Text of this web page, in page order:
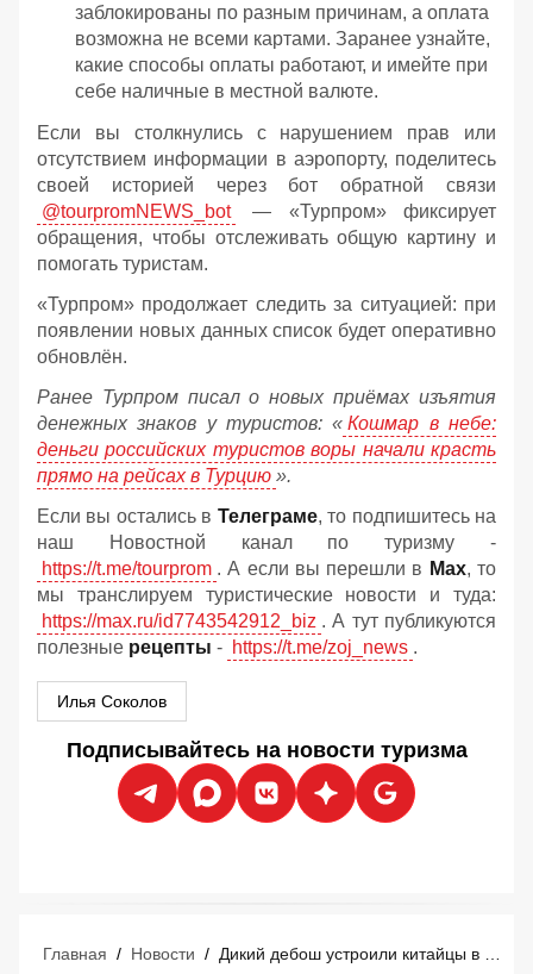
заблокированы по разным причинам, а оплата
возможна не всеми картами. Заранее узнайте,
какие способы оплаты работают, и имейте при
себе наличные в местной валюте.
Если вы столкнулись с нарушением прав или
отсутствием информации в аэропорту, поделитесь
своей историей через бот обратной связи
@tourpromNEWS_bot
— «Турпром» фиксирует
обращения, чтобы отслеживать общую картину и
помогать туристам.
«Турпром» продолжает следить за ситуацией: при
появлении новых данных список будет оперативно
обновлён.
Ранее Турпром писал о новых приёмах изъятия
денежных знаков у туристов: « Кошмар в небе:
деньги российских туристов воры начали красть
прямо на рейсах в Турцию ».
Если вы остались в Телеграме, то подпишитесь на
наш Новостной канал по туризму -
https://t.me/tourprom . А если вы перешли в Мах, то
мы транслируем туристические новости и туда:
https://max.ru/id7743542912_biz . А тут публикуются
полезные рецепты - https://t.me/zoj_news .
Илья Соколов
Подписывайтесь на новости туризма
Главная / Новости /